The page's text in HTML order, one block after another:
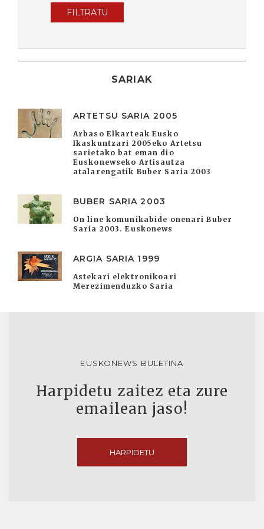
FILTRATU
SARIAK
ARTETSU SARIA 2005
Arbaso Elkarteak Eusko
Ikaskuntzari 2005eko Artetsu
sarietako bat eman dio
Euskonewseko Artisautza
atalarengatik Buber Saria 2003
BUBER SARIA 2003
On line komunikabide onenari Buber
Saria 2003. Euskonews
ARGIA SARIA 1999
Astekari elektronikoari
Merezimenduzko Saria
EUSKONEWS BULETINA
Harpidetu zaitez eta zure
emailean jaso!
HARPIDETU